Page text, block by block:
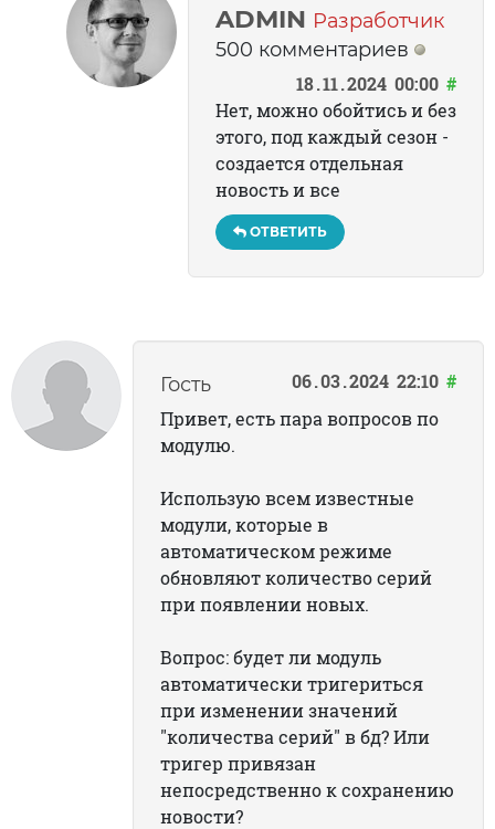
ADMIN Разработчик
500 комментариев
18 11 2024 00:00 #
Нет, можно обойтись и без
этого, под каждый сезон -
создается отдельная
новость и все
ОТВЕТИТЬ
Гость 06 03 2024 22:10 #
Привет, есть пара вопросов по
модулю.
Использую всем известные
модули, которые в
автоматическом режиме
обновляют количество серий
при появлении новых.
Вопрос: будет ли модуль
автоматически тригериться
при изменении значений
"количества серий" в бд? Или
тригер привязан
непосредственно к сохранению
новости?